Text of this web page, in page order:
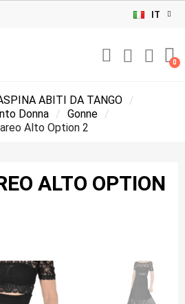
IT
ABITI DA TANGO
Donna
Gonne
Alto Option 2
ALTO OPTION